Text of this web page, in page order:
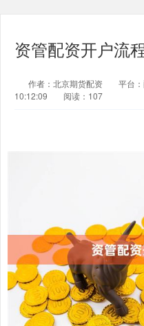
资管配资开户流
作者：北京期货配资 平台
10:12:09
阅读：107